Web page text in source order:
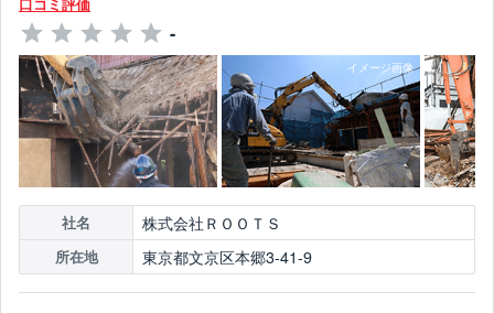
口コミ評価
-
社名 株式会社ＲＯＯＴＳ
所在地 東京都文京区本郷3-41-9